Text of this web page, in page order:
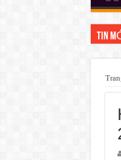
TIN